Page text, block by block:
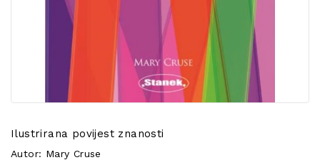
POSEBNA
Ilustrirana povijest znanosti
Autor: Mary Cruse